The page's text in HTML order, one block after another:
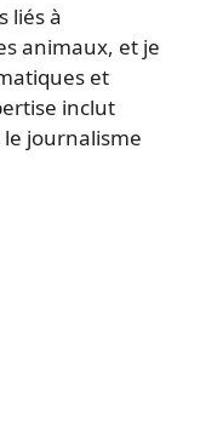
liés à
animaux, et je
et
inclut
journalisme